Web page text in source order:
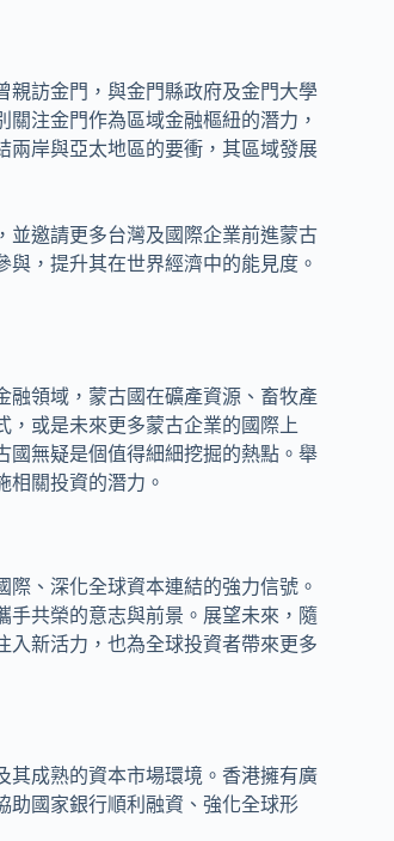
親訪金門，與金門縣政府及金門大學
關注金門作為區域金融樞紐的潛力，
兩岸與亞太地區的要衝，其區域發展
並邀請更多台灣及國際企業前進蒙古
，提升其在世界經濟中的能見度。
融領域，蒙古國在礦產資源、畜牧產
，或是未來更多蒙古企業的國際上
國無疑是個值得細細挖掘的熱點。舉
相關投資的潛力。
、深化全球資本連結的強力信號。
手共榮的意志與前景。展望未來，隨
入新活力，也為全球投資者帶來更多
其成熟的資本市場環境。香港擁有廣
助國家銀行順利融資、強化全球形